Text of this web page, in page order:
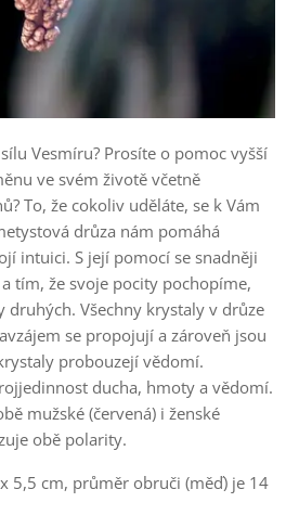
Vesmíru? Prosíte o pomoc vyšší
ve svém životě včetně
To, že cokoliv uděláte, se k Vám
drůza nám pomáhá
intuici. S její pomocí se snadněji
tím, že svoje pocity pochopíme,
Všechny krystaly v drůze
se propojují a zároveň jsou
probouzejí vědomí.
ducha, hmoty a vědomí.
mužské (červená) i ženské
obě polarity.
5,5 cm, průměr obruči (měď) je 14